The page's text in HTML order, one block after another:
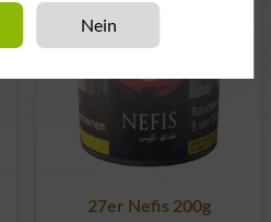
27er Nefis 200g
Nein